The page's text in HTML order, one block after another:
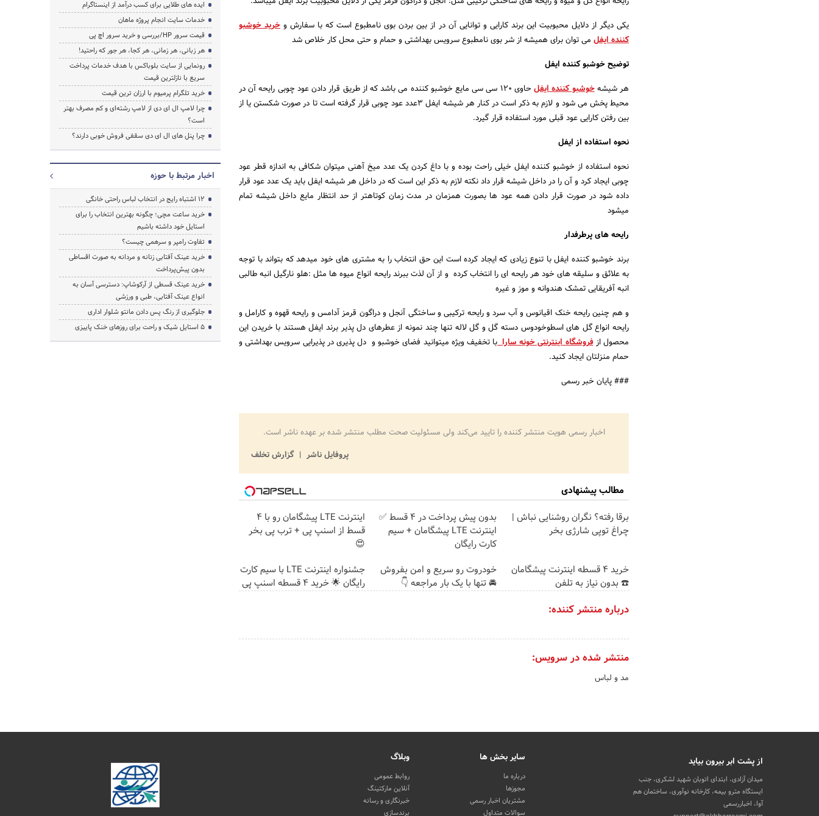
یکی دیگر از دلایل محبوبیت این برند کارایی و توانایی آن در از بین بردن بوی نامطبوع است که با سفارش و خرید خوشبو
کننده ایفل می توان برای همیشه از شر بوی نامطبوع سرویس بهداشتی و حمام و حتی محل کار خلاص شد
توضیح خوشبو کننده ایفل
هر شیشهخوشبو کننده ایفل
حاوی 120 سی سی مایع خوشبو کننده می باشد که از طریق قرار دادن عود چوبی رایحه آن در
محیط پخش می شود و لازم به ذکر است در کنار هر شیشه ایفل 3عدد عود چوبی قرار گرفته است تا در صورت شکستن یا از
بین رفتن کارایی عود قبلی مورد استفاده قرار گیرد.
نحوه استفاده از ایفل
نحوه استفاده از خوشبو کننده ایفل خیلی راحت بوده و با داغ کردن یک عدد میخ آهنی میتوان شکافی به اندازه قطر عود
چوبی ایجاد کرد و آن را در داخل شیشه قرار داد نکته لازم به ذکر این است که در داخل هر شیشه ایفل باید یک عدد عود قرار
داده شود در صورت قرار دادن همه عود ها بصورت همزمان در مدت زمان کوتاهتر از حد انتظار مایع داخل شیشه تمام
میشود
رایحه های پرطرفدار
برند خوشبو کننده ایفل با تنوع زیادی که ایجاد کرده است این حق انتخاب را به مشتری های خود میدهد که بتواند با توجه
به علائق و سلیقه های خود هر رایحه ای را انتخاب کرده و از آن لذت ببرند رایحه انواع میوه ها مثل :هلو نارگیل انبه طالبی
انبه آفریقایی تمشک هندوانه و موز و غیره
و هم چنین رایحه خنک اقیانوس و آب سرد و رایحه ترکیبی و ساختگی آنجل و دراگون قرمز آدامس و رایحه قهوه و کارامل و
رایحه انواع گل های اسطوخودوس دسته گل و گل لاله تنها چند نمونه از عطرهای دل پذیر برند ایفل هستند با خریدن این
محصول ازفروشگاه اینترنتی خونه سارابا تخفیف ویژه میتوانید فضای خوشبو و دل پذیری در پذیرایی سرویس بهداشتی و
حمام منزلتان ایجاد کنید.
### پایان خبر رسمی
اخبار رسمی هویت منتشر کننده را تایید می‌کند ولی مسئولیت صحت مطلب منتشر شده بر عهده ناشر است.
پروفایل ناشر
گزارش تخلف
مطالب پیشنهادی
برقا رفته؟ نگران روشنایی نباش |
چراغ توپی شارژی بخر
بدون پیش پرداخت در 4 قسط ✅
اینترنت LTE پیشگامان + سیم
کارت رایگان
اینترنت LTE پیشگامان رو با 4
قسط از اسنپ پی + ترب پی بخر
😍
خرید 4 قسطه اینترنت پیشگامان
☎️ بدون نیاز به تلفن
خودروت رو سریع و امن بفروش
🚘 تنها با یک بار مراجعه 👇
جشنواره اینترنت LTE با سیم کارت
رایگان 🌟 خرید 4 قسطه اسنپ پی
درباره منتشر کننده:
منتشر شده در سرویس:
مد و لباس
ایده های طلایی برای کسب درآمد از اینستاگرام
خدمات سایت انجام پروژه ماهان
قیمت سرور HP/بررسی و خرید سرور اچ پی
هر زبانی، هر زمانی، هر کجا، هر جور که راحتید!
رونمایی از سایت بلوباکس با هدف خدمات پرداخت
سریع با نازلترین قیمت
خرید تلگرام پرمیوم با ارزان ترین قیمت
چرا لامپ ال ای دی از لامپ رشته‌ای و کم مصرف بهتر
است؟
چرا پنل های ال ای دی سقفی فروش خوبی دارند؟
اخبار مرتبط با حوزه
۱۲ اشتباه رایج در انتخاب لباس راحتی خانگی
خرید ساعت مچی؛ چگونه بهترین انتخاب را برای
استایل خود داشته باشیم
تفاوت رامپر و سرهمی چیست؟
خرید عینک آفتابی زنانه و مردانه به صورت اقساطی
بدون پیش‌پرداخت
خرید عینک قسطی از آرکوشاپ: دسترسی آسان به
انواع عینک آفتابی، طبی و ورزشی
جلوگیری از رنگ پس دادن مانتو شلوار اداری
۵ استایل شیک و راحت برای روزهای خنک پاییزی
از پشت ابر بیرون بیاید
میدان آزادی، ابتدای اتوبان شهید لشکری، جنب
ایستگاه مترو بیمه، کارخانه نوآوری، ساختمان هم
آوا، اخباررسمی
سایر بخش ها
درباره ما
مجوزها
مشتریان اخبار رسمی
سوالات متداول
وبلاگ
روابط عمومی
آنلاین مارکتینگ
خبرنگاری و رسانه
برندسازی